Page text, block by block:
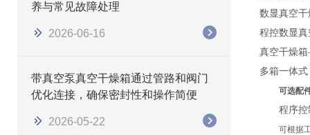
养与常见故障处理
2026-06-16
带真空泵真空干燥箱通过管路和阀门
优化连接，确保密封性和操作简便
2026-05-22
数显真空
程控数显
真空干燥箱
多箱一体
可选配
程序控
可根据